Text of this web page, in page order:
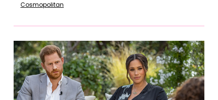
Cosmopolitan